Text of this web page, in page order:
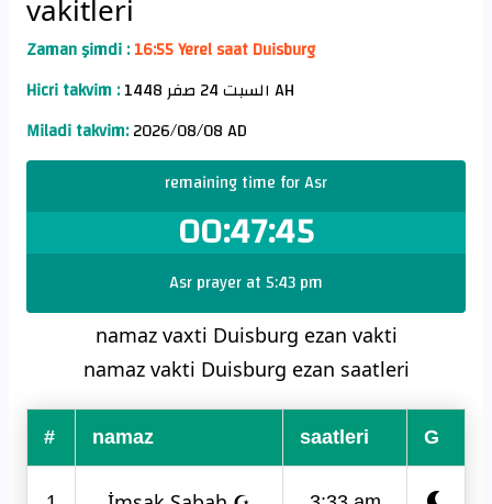
vakitleri
Zaman şimdi :16:55 Yerel saat Duisburg
Hicri takvim :
السبت 24 صفر 1448 AH
Miladi takvim:2026/08/08 AD
remaining time for Asr
00:47:45
Asr prayer at 5:43 pm
namaz vaxti Duisburg ezan vakti
namaz vakti Duisburg ezan saatleri
# namaz saatleri G